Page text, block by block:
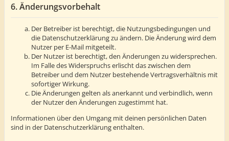
6. Änderungsvorbehalt
Der Betreiber ist berechtigt, die Nutzungsbedingungen und
die Datenschutzerklärung zu ändern. Die Änderung wird dem
Nutzer per E-Mail mitgeteilt.
Der Nutzer ist berechtigt, den Änderungen zu widersprechen.
Im Falle des Widerspruchs erlischt das zwischen dem
Betreiber und dem Nutzer bestehende Vertragsverhältnis mit
sofortiger Wirkung.
Die Änderungen gelten als anerkannt und verbindlich, wenn
der Nutzer den Änderungen zugestimmt hat.
Informationen über den Umgang mit deinen persönlichen Daten
sind in der Datenschutzerklärung enthalten.